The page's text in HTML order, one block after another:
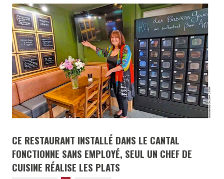
CE RESTAURANT INSTALLÉ DANS LE CANTAL
FONCTIONNE SANS EMPLOYÉ, SEUL UN CHEF DE
CUISINE RÉALISE LES PLATS